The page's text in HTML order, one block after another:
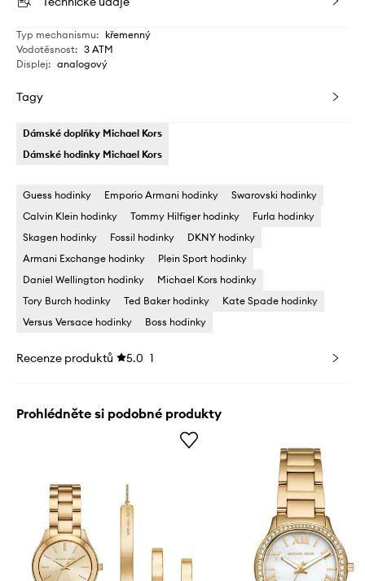
Typ mechanismu: křemenný
Vodotěsnost: 3 ATM
Displej: analogový
Tagy
Dámské doplňky Michael Kors
Dámské hodinky Michael Kors
Guess hodinky Emporio Armani hodinky
Swarovski hodinky
Calvin Klein hodinky
Tommy Hilfiger hodinky
Furla hodinky
Skagen hodinky
Fossil hodinky
DKNY hodinky
Armani Exchange hodinky
Plein Sport hodinky
Daniel Wellington hodinky
Michael Kors hodinky
Tory Burch hodinky
Ted Baker hodinky
Kate Spade hodinky
Versus Versace hodinky
Boss hodinky
Recenze produktů 5.0 1
Prohlédněte si podobné produkty